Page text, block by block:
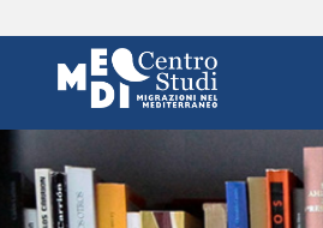
Skip to content